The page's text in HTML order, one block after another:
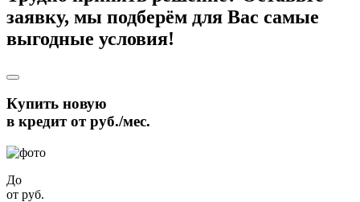
заявку, мы подберём для Вас самые
выгодные условия!
Купить новую
в кредит отруб./мес.
До
от руб.